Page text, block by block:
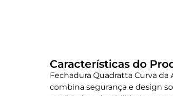
Características do
Fechadura Quadratta Curva
combina segurança e design